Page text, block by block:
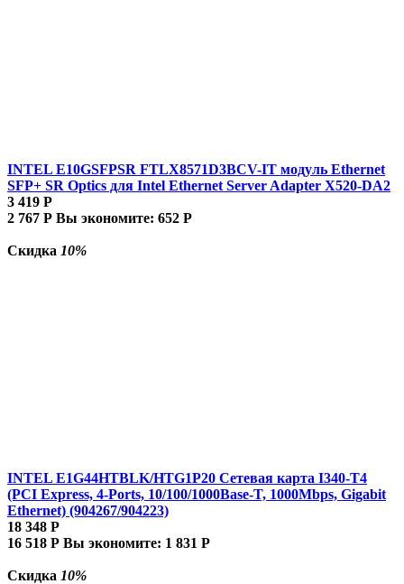
INTEL E10GSFPSR FTLX8571D3BCV-IT модуль Ethernet
SFP+ SR Optics для Intel Ethernet Server Adapter X520-DA2
3 419 Р
2 767 Р Вы экономите: 652 Р
Скидка 10%
INTEL E1G44HTBLK/HTG1P20 Сетевая карта I340-T4
(PCI Express, 4-Ports, 10/100/1000Base-T, 1000Mbps, Gigabit
Ethernet) (904267/904223)
18 348 Р
16 518 Р Вы экономите: 1 831 Р
Скидка 10%